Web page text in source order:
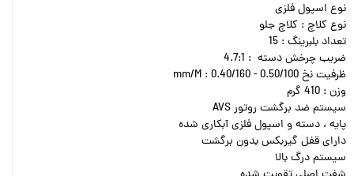
نوع اسپول فلزی
نوع کلاچ : کلاچ جلو
تعداد بلبرینگ : 15
ضریب چرخش دسته : 4.7:1
ظرفیت نخ mm/M : 0.40/160 - 0.50/100
وزن : 410 گرم
سیستم ضد برگشت روتور AVS
پایه ، دسته و اسپول فلزی آبکاری شده
دارای قفل گیربکس بدون برگشت
سیستم درگ بالا